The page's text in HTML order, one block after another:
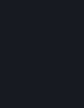
Z tytułu
Valve może
przedstawione
Valve pobiera
zawartych na
prawem. Aby
z tytułu
Użytkownik